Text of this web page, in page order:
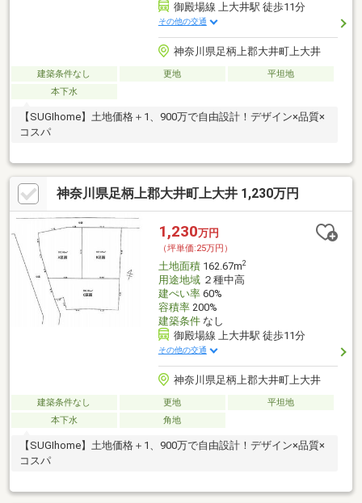
御殿場線 上大井駅 徒歩11分
その他の交通
神奈川県足柄上郡大井町上大井
建築条件なし 更地
平坦地
本下水
【SUGIhome】土地価格＋1、900万で自由設計！デザイン×品質×
コスパ
神奈川県足柄上郡大井町上大井 1,230万円
1,230万円
（坪単価:25万円）
土地面積162.67m2
用途地域２種中高
建ぺい率60%
容積率200%
建築条件なし
御殿場線 上大井駅 徒歩11分
その他の交通
神奈川県足柄上郡大井町上大井
建築条件なし 更地
平坦地
本下水
角地
【SUGIhome】土地価格＋1、900万で自由設計！デザイン×品質×
コスパ